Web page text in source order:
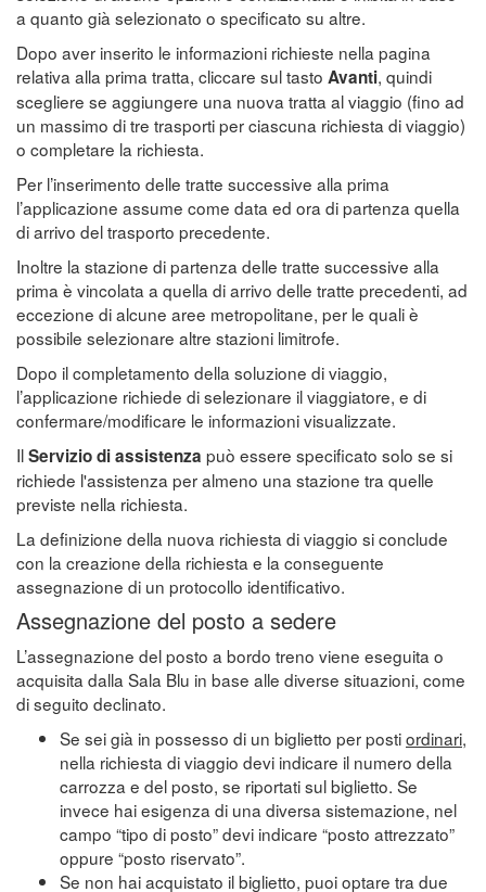
a quanto già selezionato o specificato su altre.
Dopo aver inserito le informazioni richieste nella pagina
relativa alla prima tratta, cliccare sul tasto Avanti, quindi
scegliere se aggiungere una nuova tratta al viaggio (fino ad
un massimo di tre trasporti per ciascuna richiesta di viaggio)
o completare la richiesta.
Per l’inserimento delle tratte successive alla prima
l’applicazione assume come data ed ora di partenza quella
di arrivo del trasporto precedente.
Inoltre la stazione di partenza delle tratte successive alla
prima è vincolata a quella di arrivo delle tratte precedenti, ad
eccezione di alcune aree metropolitane, per le quali è
possibile selezionare altre stazioni limitrofe.
Dopo il completamento della soluzione di viaggio,
l’applicazione richiede di selezionare il viaggiatore, e di
confermare/modificare le informazioni visualizzate.
IlServizio di assistenza può essere specificato solo se si
richiede l'assistenza per almeno una stazione tra quelle
previste nella richiesta.
La definizione della nuova richiesta di viaggio si conclude
con la creazione della richiesta e la conseguente
assegnazione di un protocollo identificativo.
Assegnazione del posto a sedere
L’assegnazione del posto a bordo treno viene eseguita o
acquisita dalla Sala Blu in base alle diverse situazioni, come
di seguito declinato.
Se sei già in possesso di un biglietto per postiordinari,
nella richiesta di viaggio devi indicare il numero della
carrozza e del posto, se riportati sul biglietto. Se
invece hai esigenza di una diversa sistemazione, nel
campo “tipo di posto” devi indicare “posto attrezzato”
oppure “posto riservato”.
Se non hai acquistato il biglietto, puoi optare tra due